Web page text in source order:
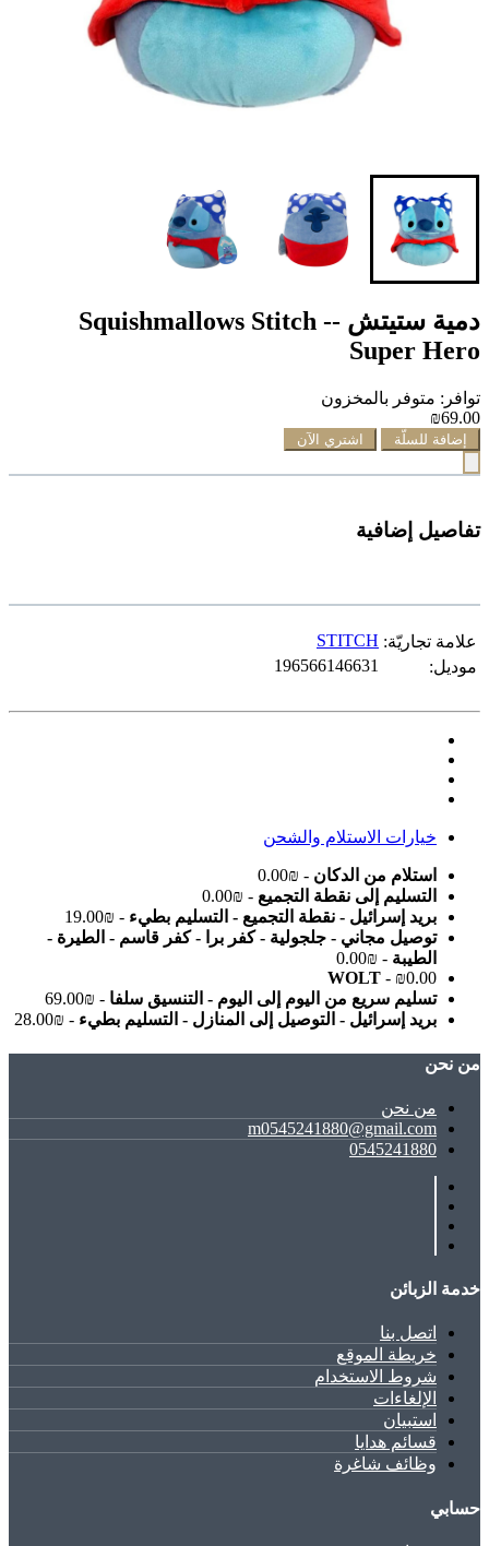
دمية ستيتش -- Squishmallows Stitch
Super Hero
توافر: متوفر بالمخزون
₪69.00
إضافة للسلّة اشتري الآن
تفاصيل إضافية
علامة تجاريّة: STITCH
موديل:
196566146631
خيارات الاستلام والشحن
استلام من الدكان - ₪0.00
التسليم إلى نقطة التجميع - ₪0.00
بريد إسرائيل - نقطة التجميع - التسليم بطيء - ₪19.00
توصيل مجاني - جلجولية - كفر برا - كفر قاسم - الطيرة -
الطيبة - ₪0.00
WOLT - ₪0.00
تسليم سريع من اليوم إلى اليوم - التنسيق سلفا - ₪69.00
بريد إسرائيل - التوصيل إلى المنازل - التسليم بطيء - ₪28.00
ﻣﻦ ﻧﺤﻦ
ﻣﻦ ﻧﺤﻦ
m0545241880@gmail.com
0545241880
خدمة الزبائن
اتصل بنا
خريطة الموقع
شروط الاستخدام
الإلغاءات
استبيان
قسائم هدايا
وظائف شاغرة
حسابي